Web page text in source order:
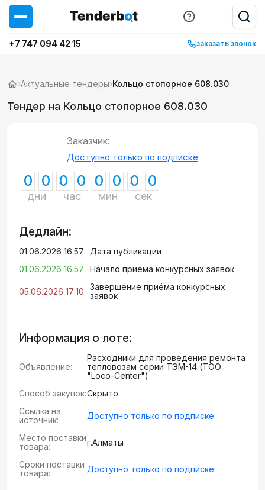
+7 747 094 42 15 заказать звонок
›Актуальные тендеры›Кольцо стопорное 608.030
Тендер на Кольцо стопорное 608.030
Заказчик:
Доступно только по подписке
0 0
дни
0 0
час
0 0
мин
0 0
сек
Дедлайн:
01.06.2026 16:57
Дата публикации
01.06.2026 16:57
Начало приёма конкурсных заявок
05.06.2026 17:10
Завершение приёма конкурсных
заявок
Информация о лоте:
Объявление:
Расходники для проведения ремонта
тепловозам серии ТЭМ-14 (ТОО
"Loco-Center")
Способ закупок:Скрыто
Ссылка на
источник:
Доступно только по подписке
Место поставки
товара:
г.Алматы
Сроки поставки
товара:
Доступно только по подписке